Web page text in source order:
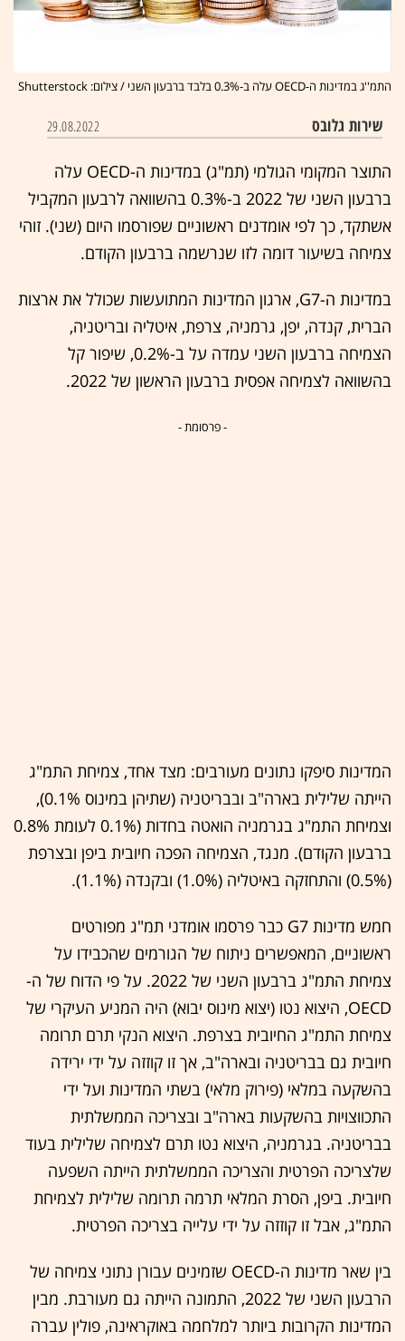
התמ''ג במדינות ה-OECD עלה ב-0.3% בלבד ברבעון השני / צילום: Shutterstock
שירות גלובס 29.08.2022
התוצר המקומי הגולמי (תמ"ג) במדינות ה-OECD עלה
ברבעון השני של 2022 ב-0.3% בהשוואה לרבעון המקביל
אשתקד, כך לפי אומדנים ראשוניים שפורסמו היום (שני). זוהי
צמיחה בשיעור דומה לזו שנרשמה ברבעון הקודם.
במדינות ה-G7, ארגון המדינות המתועשות שכולל את ארצות
הברית, קנדה, יפן, גרמניה, צרפת, איטליה ובריטניה,
הצמיחה ברבעון השני עמדה על ב-0.2%, שיפור קל
בהשוואה לצמיחה אפסית ברבעון הראשון של 2022.
- פרסומת -
המדינות סיפקו נתונים מעורבים: מצד אחד, צמיחת התמ"ג
הייתה שלילית בארה"ב ובבריטניה (שתיהן במינוס 0.1%),
וצמיחת התמ"ג בגרמניה הואטה בחדות (0.1% לעומת 0.8%
ברבעון הקודם). מנגד, הצמיחה הפכה חיובית ביפן ובצרפת
(0.5%) והתחזקה באיטליה (1.0%) ובקנדה (1.1%).
חמש מדינות G7 כבר פרסמו אומדני תמ"ג מפורטים
ראשוניים, המאפשרים ניתוח של הגורמים שהכבידו על
צמיחת התמ"ג ברבעון השני של 2022. על פי הדוח של ה-
OECD, היצוא נטו (יצוא מינוס יבוא) היה המניע העיקרי של
צמיחת התמ"ג החיובית בצרפת. היצוא הנקי תרם תרומה
חיובית גם בבריטניה ובארה"ב, אך זו קוזזה על ידי ירידה
בהשקעה במלאי (פירוק מלאי) בשתי המדינות ועל ידי
התכווצויות בהשקעות בארה"ב ובצריכה הממשלתית
בבריטניה. בגרמניה, היצוא נטו תרם לצמיחה שלילית בעוד
שלצריכה הפרטית והצריכה הממשלתית הייתה השפעה
חיובית. ביפן, הסרת המלאי תרמה תרומה שלילית לצמיחת
התמ"ג, אבל זו קוזזה על ידי עלייה בצריכה הפרטית.
בין שאר מדינות ה-OECD שזמינים עבורן נתוני צמיחה של
הרבעון השני של 2022, התמונה הייתה גם מעורבת. מבין
המדינות הקרובות ביותר למלחמה באוקראינה, פולין עברה